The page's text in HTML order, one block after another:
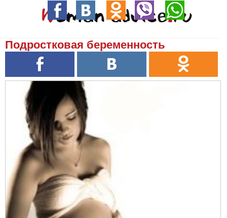
Подростковая беременность